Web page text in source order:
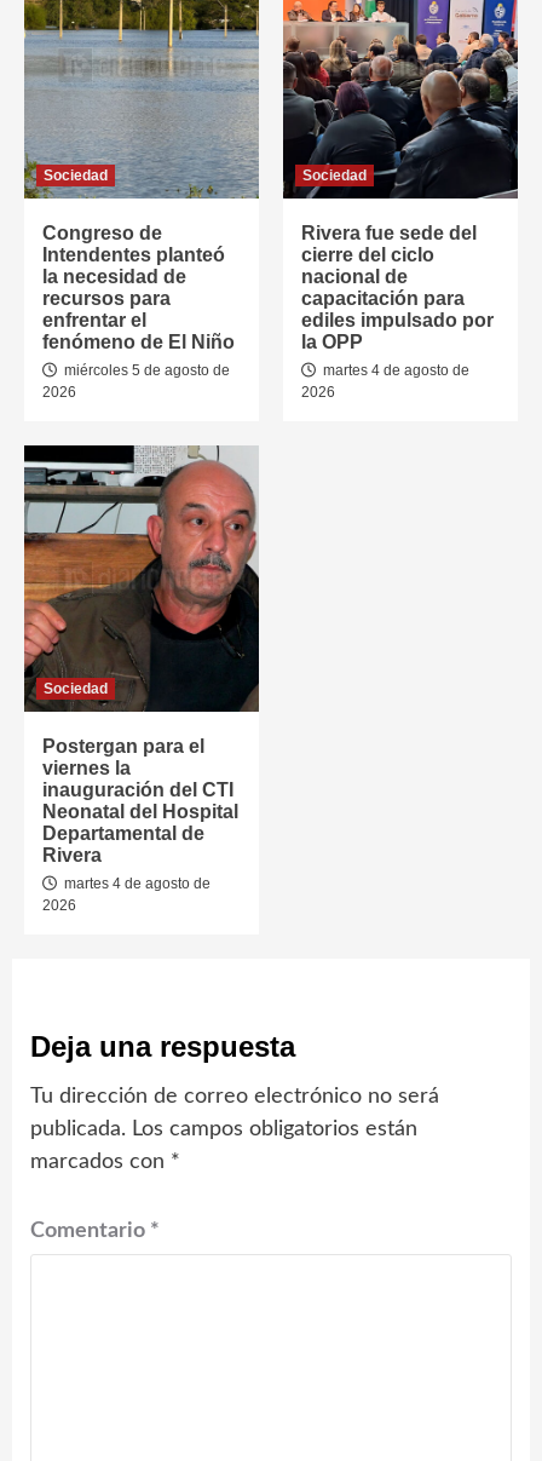
Sociedad
Congreso de
Intendentes planteó
la necesidad de
recursos para
enfrentar el
fenómeno de El Niño
miércoles 5 de agosto de
2026
Sociedad
Rivera fue sede del
cierre del ciclo
nacional de
capacitación para
ediles impulsado por
la OPP
martes 4 de agosto de
2026
Sociedad
Postergan para el
viernes la
inauguración del CTI
Neonatal del Hospital
Departamental de
Rivera
martes 4 de agosto de
2026
Deja una respuesta
Tu dirección de correo electrónico no será
publicada. Los campos obligatorios están
marcados con *
Comentario *